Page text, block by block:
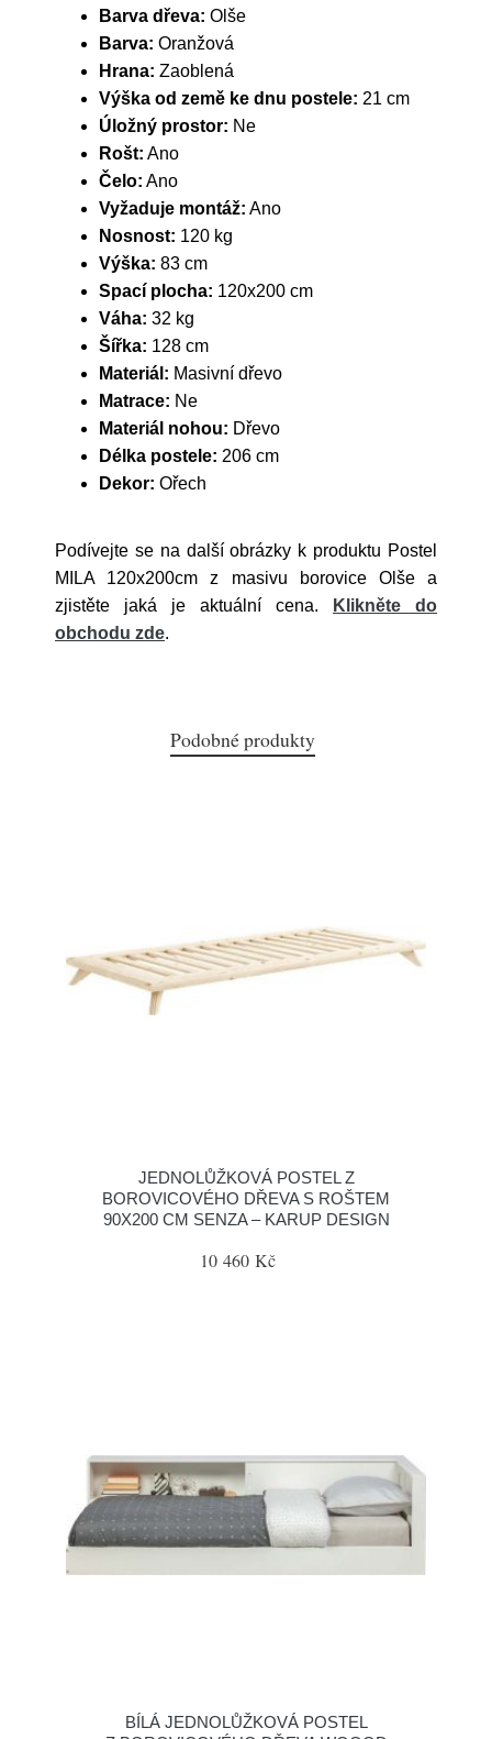
Barva dřeva: Olše
Barva: Oranžová
Hrana: Zaoblená
Výška od země ke dnu postele: 21 cm
Úložný prostor: Ne
Rošt: Ano
Čelo: Ano
Vyžaduje montáž: Ano
Nosnost: 120 kg
Výška: 83 cm
Spací plocha: 120x200 cm
Váha: 32 kg
Šířka: 128 cm
Materiál: Masivní dřevo
Matrace: Ne
Materiál nohou: Dřevo
Délka postele: 206 cm
Dekor: Ořech
Podívejte se na další obrázky k produktu Postel
MILA 120x200cm z masivu borovice Olše a
zjistěte jaká je aktuální cena.
Klikněte do
obchodu zde.
Podobné produkty
JEDNOLŮŽKOVÁ POSTEL Z
BOROVICOVÉHO DŘEVA S ROŠTEM
90X200 CM SENZA – KARUP DESIGN
10 460 Kč
BÍLÁ JEDNOLŮŽKOVÁ POSTEL